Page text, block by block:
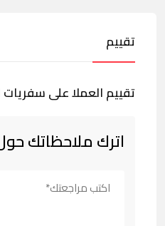
تقييم
تقييم العملا على
اترك ملاحظاتك